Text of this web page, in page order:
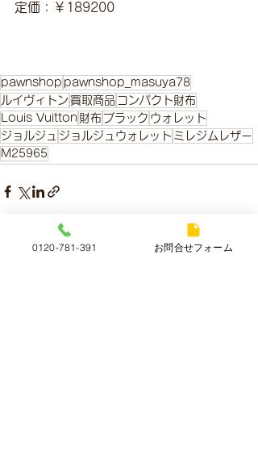
定価：￥189200
pawnshop pawnshop_masuya78
ルイヴィトン 買取商品 コンパクト財布
Louis Vuitton 財布 ブラック ウォレット
ジョルジュ ジョルジュウォレット ミレジムレザー
M25965
最新記事 すべて表示
0120-781-391 お問合せフォーム